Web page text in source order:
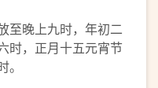
至晚上九时，年初二
时，正月十五元宵节